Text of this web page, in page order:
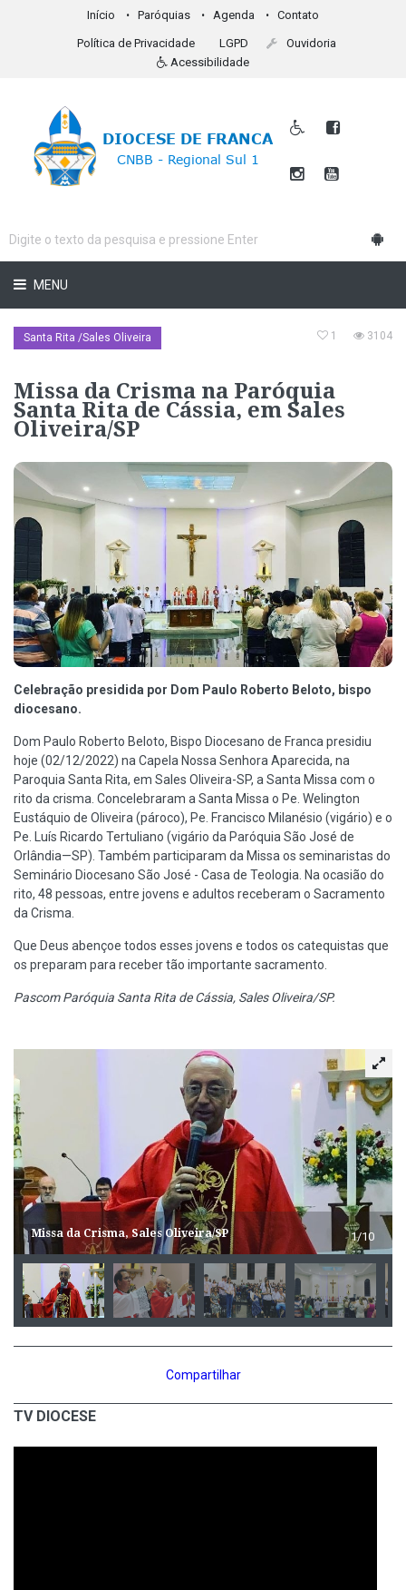
Início Paróquias Agenda Contato
Política de Privacidade LGPD
Ouvidoria
Acessibilidade
MENU
Santa Rita /Sales Oliveira 1 3104
Missa da Crisma na Paróquia
Santa Rita de Cássia, em Sales
Oliveira/SP
Celebração presidida por Dom Paulo Roberto Beloto, bispo
diocesano.
Dom Paulo Roberto Beloto, Bispo Diocesano de Franca presidiu
hoje (02/12/2022) na Capela Nossa Senhora Aparecida, na
Paroquia Santa Rita, em Sales Oliveira-SP, a Santa Missa com o
rito da crisma. Concelebraram a Santa Missa o Pe. Welington
Eustáquio de Oliveira (pároco), Pe. Francisco Milanésio (vigário) e o
Pe. Luís Ricardo Tertuliano (vigário da Paróquia São José de
Orlândia—SP). Também participaram da Missa os seminaristas do
Seminário Diocesano São José - Casa de Teologia. Na ocasião do
rito, 48 pessoas, entre jovens e adultos receberam o Sacramento
da Crisma.
Que Deus abençoe todos esses jovens e todos os catequistas que
os preparam para receber tão importante sacramento.
Pascom Paróquia Santa Rita de Cássia, Sales Oliveira/SP.
Missa da Crisma, Sales Oliveira/SP 1/10
Compartilhar
TV DIOCESE